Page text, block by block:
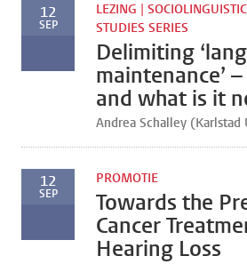
12
SEP
LEZING |
STUDIES SERIES
Delimiting
maintenance’
and what is it
Andrea Schalley (Karlstad
12
SEP
PROMOTIE
Towards the
Cancer
Hearing Loss